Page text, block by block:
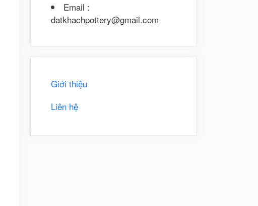
Email :
datkhachpottery@gmail.com
Giới thiệu
Liên hệ